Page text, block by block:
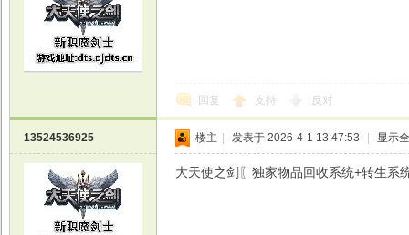
回复 支持 反对
13524536925 楼主 发表于 2026-4-1 13:47:53 显示
大天使之剑〖独家物品回收系统+转生